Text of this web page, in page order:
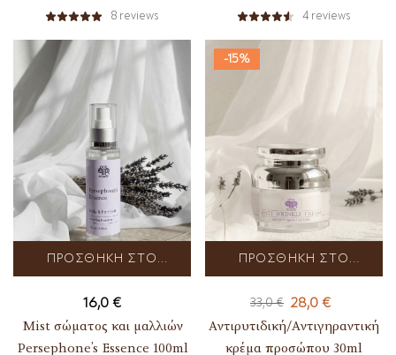
8 reviews 4 reviews
ΠΡΟΣΘΉΚΗ ΣΤΟ
16,0 €
Mist σώματος και μαλλιών
Persephone’s Essence 100ml
-15%
ΠΡΟΣΘΉΚΗ ΣΤΟ
33,0€ 28,0 €
Αντιρυτιδική/Αντιγηραντική
κρέμα προσώπου 30ml